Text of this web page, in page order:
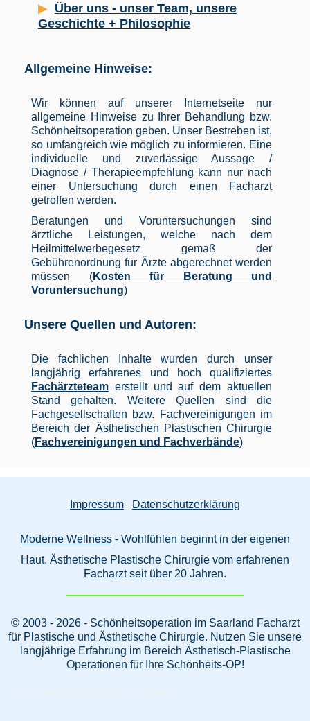
Über uns - unser Team, unsere
Geschichte + Philosophie
Allgemeine Hinweise:
Wir können auf unserer Internetseite nur
allgemeine Hinweise zu Ihrer Behandlung bzw.
Schönheitsoperation geben. Unser Bestreben ist,
so umfangreich wie möglich zu informieren. Eine
individuelle und zuverlässige Aussage /
Diagnose / Therapieempfehlung kann nur nach
einer Untersuchung durch einen Facharzt
getroffen werden.
Beratungen und Voruntersuchungen sind
ärztliche Leistungen, welche nach dem
Heilmittelwerbegesetz gemaß der
Gebührenordnung für Ärzte abgerechnet werden
müssen (Kosten für Beratung und
Voruntersuchung)
Unsere Quellen und Autoren:
Die fachlichen Inhalte wurden durch unser
langjährig erfahrenes und hoch qualifiziertes
Fachärzteteam erstellt und auf dem aktuellen
Stand gehalten. Weitere Quellen sind die
Fachgesellschaften bzw. Fachvereinigungen im
Bereich der Ästhetischen Plastischen Chirurgie
(Fachvereinigungen und Fachverbände)
Impressum Datenschutzerklärung
Moderne Wellness - Wohlfühlen beginnt in der eigenen
Haut. Ästhetische Plastische Chirurgie vom erfahrenen
Facharzt seit über 20 Jahren.
© 2003 - 2026 - Schönheitsoperation im Saarland Facharzt
für Plastische und Ästhetische Chirurgie. Nutzen Sie unsere
langjährige Erfahrung im Bereich Ästhetisch-Plastische
Operationen für Ihre Schönheits-OP!